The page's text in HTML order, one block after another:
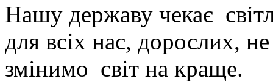
Нашу державу чекає
для всіх нас, дорослих,
змінимо світ на краще.